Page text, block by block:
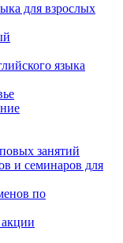
для взрослых
языка
занятий
и семинаров для
по